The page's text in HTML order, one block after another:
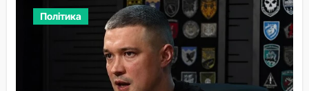
Політика